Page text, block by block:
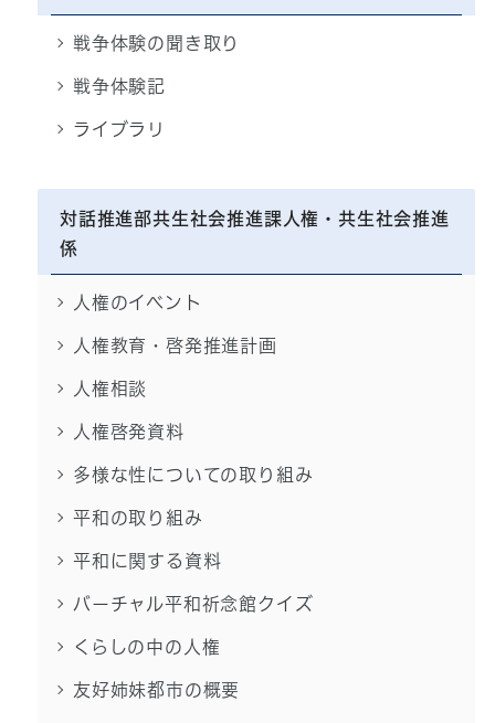
戦争体験の聞き取り
戦争体験記
ライブラリ
対話推進部共生社会推進課人権・共生社会推進
係
人権のイベント
人権教育・啓発推進計画
人権相談
人権啓発資料
多様な性についての取り組み
平和の取り組み
平和に関する資料
バーチャル平和祈念館クイズ
くらしの中の人権
友好姉妹都市の概要